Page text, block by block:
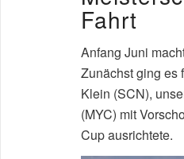
Fahrt
Anfang Juni
Zunächst ging es
Klein (SCN),
(MYC) mit
Cup ausrichtete.